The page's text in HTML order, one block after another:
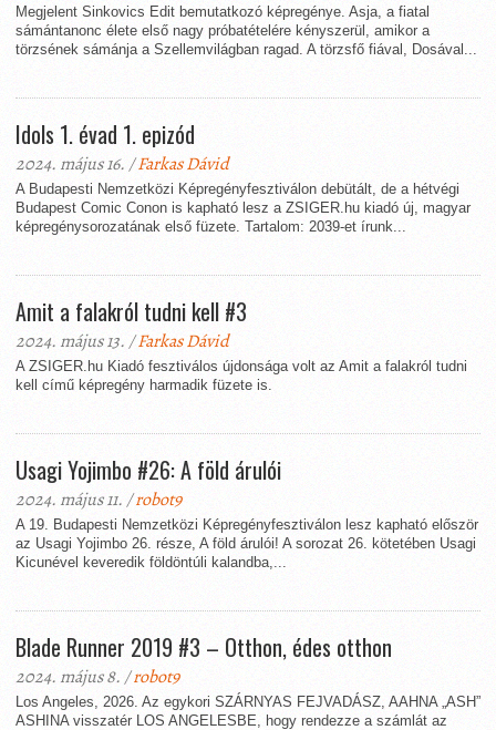
Megjelent Sinkovics Edit bemutatkozó képregénye. Asja, a fiatal
sámántanonc élete első nagy próbatételére kényszerül, amikor a
törzsének sámánja a Szellemvilágban ragad. A törzsfő fiával, Dosával...
Idols 1. évad 1. epizód
2024. május 16. /Farkas Dávid
A Budapesti Nemzetközi Képregényfesztiválon debütált, de a hétvégi
Budapest Comic Conon is kapható lesz a ZSIGER.hu kiadó új, magyar
képregénysorozatának első füzete. Tartalom: 2039-et írunk...
Amit a falakról tudni kell #3
2024. május 13. /Farkas Dávid
A ZSIGER.hu Kiadó fesztiválos újdonsága volt az Amit a falakról tudni
kell című képregény harmadik füzete is.
Usagi Yojimbo #26: A föld árulói
2024. május 11. /robot9
A 19. Budapesti Nemzetközi Képregényfesztiválon lesz kapható először
az Usagi Yojimbo 26. része, A föld árulói! A sorozat 26. kötetében Usagi
Kicunével keveredik földöntúli kalandba,...
Blade Runner 2019 #3 – Otthon, édes otthon
2024. május 8. /robot9
Los Angeles, 2026. Az egykori SZÁRNYAS FEJVADÁSZ, AAHNA „ASH”
ASHINA visszatér LOS ANGELESBE, hogy rendezze a számlát az